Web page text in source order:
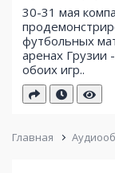
30-31 мая
футбольных
аренах Грузии
обоих игр..
Главная